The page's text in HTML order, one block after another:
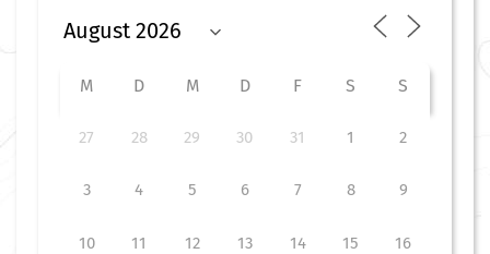
M D M D F S S
27 28 29 30 31 1 2
3 4 5 6 7 8 9
10 11 12 13 14 15 16